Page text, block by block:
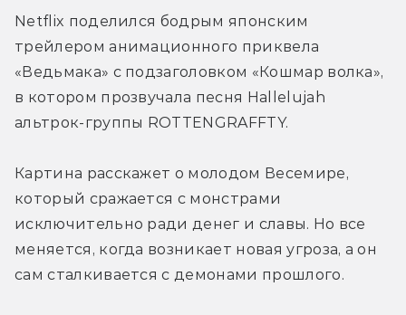
Netflix поделился бодрым японским
трейлером анимационного приквела
«Ведьмака» с подзаголовком «Кошмар волка»,
в котором прозвучала песня Hallelujah
альтрок-группы ROTTENGRAFFTY.
Картина расскажет о молодом Весемире,
который сражается с монстрами
исключительно ради денег и славы. Но все
меняется, когда возникает новая угроза, а он
сам сталкивается с демонами прошлого.